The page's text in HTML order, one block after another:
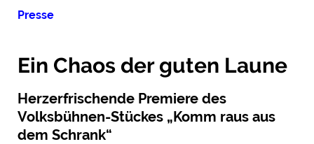
Presse
Ein Chaos der guten Laune
Herzerfrischende Premiere des
Volksbühnen-Stückes „Komm raus aus
dem Schrank“